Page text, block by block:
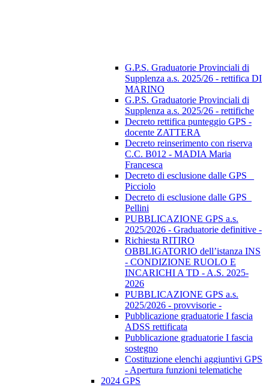
G.P.S. Graduatorie Provinciali di
Supplenza a.s. 2025/26 - rettifica DI
MARINO
G.P.S. Graduatorie Provinciali di
Supplenza a.s. 2025/26 - rettifiche
Decreto rettifica punteggio GPS -
docente ZATTERA
Decreto reinserimento con riserva
C.C. B012 - MADIA Maria
Francesca
Decreto di esclusione dalle GPS _
Picciolo
Decreto di esclusione dalle GPS_
Pellini
PUBBLICAZIONE GPS a.s.
2025/2026 - Graduatorie definitive -
Richiesta RITIRO
OBBLIGATORIO dell’istanza INS
- CONDIZIONE RUOLO E
INCARICHI A TD - A.S. 2025-
2026
PUBBLICAZIONE GPS a.s.
2025/2026 - provvisorie -
Pubblicazione graduatorie I fascia
ADSS rettificata
Pubblicazione graduatorie I fascia
sostegno
Costituzione elenchi aggiuntivi GPS
- Apertura funzioni telematiche
2024 GPS